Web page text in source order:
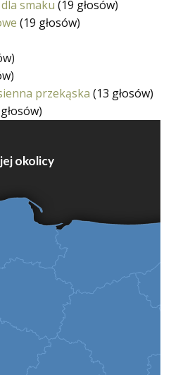
smaku (19 głosów)
(19 głosów)
przekąska (13 głosów)
okolicy